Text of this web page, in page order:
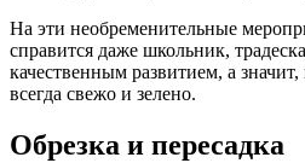
На эти необременительные
справится даже школьник,
качественным развитием, а
всегда свежо и зелено.
Обрезка и пересадка